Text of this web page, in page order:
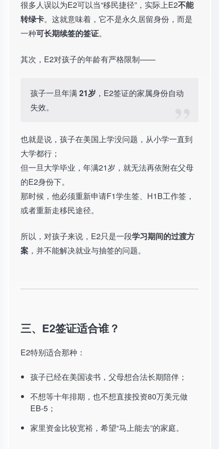
很多人误以为E2可以当“移民捷径”，实际上E2不能
转绿卡。这就意味着，它不是永久居留身份，而是
一种可长期续签的签证。
其次，E2对孩子的年龄有严格限制——
孩子一旦年满21岁 ，E2签证的家属身份自动
失效。
也就是说，孩子在美国上学没问题，从小学一直到
大学都行；
但一旦大学毕业，年满21岁，就无法再依附在父母
的E2身份下。
那时候，他必须重新申请F1学生签、H1B工作签，
或者重新走移民途径。
所以，对孩子来说，E2只是一段学习期间的过渡方
案 ，并不能解决就业与抽签的问题。
三、E2签证适合谁？
E2特别适合那种：
孩子已经在美国读书，父母想合法长期陪伴；
不想等十年排期，也不想直接投资80万美元做
EB-5；
家里资金比较宽裕，希望“马上能去”的家庭。